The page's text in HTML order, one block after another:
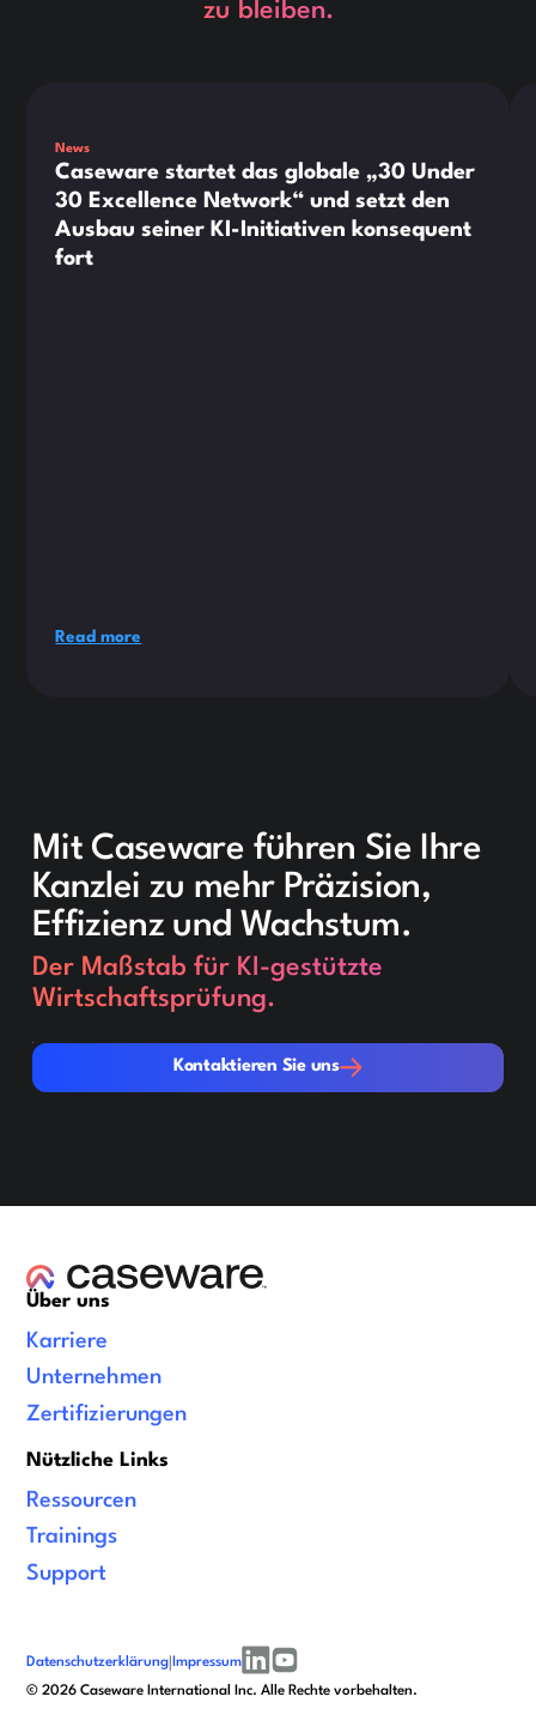
zu bleiben.
News
Caseware startet das globale „30 Under
30 Excellence Network“ und setzt den
Ausbau seiner KI-Initiativen konsequent
fort
Read more
Mit Caseware führen Sie Ihre
Kanzlei zu mehr Präzision,
Effizienz und Wachstum.
Der Maßstab für KI-gestützte
Wirtschaftsprüfung.
Kontaktieren Sie uns
Kontaktieren Sie uns
Über uns
Karriere
Unternehmen
Zertifizierungen
Nützliche Links
Ressourcen
Trainings
Support
©2026 Caseware International Inc. Alle Rechte vorbehalten.
Datenschutzerklärung | Impressum
linkedinyoutube